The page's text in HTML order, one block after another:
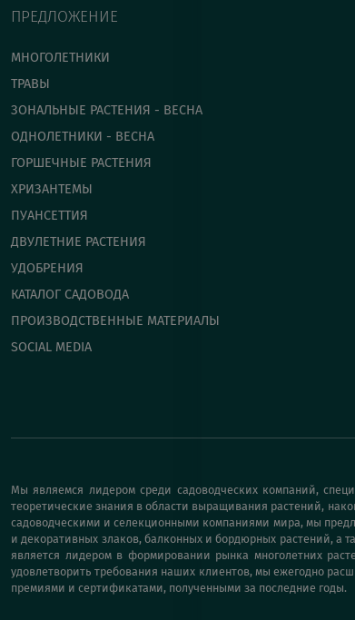
ПРЕДЛОЖЕНИЕ
МНОГОЛЕТНИКИ
ТРАВЫ
ЗОНАЛЬНЫЕ РАСТЕНИЯ - ВЕСНА
ОДНОЛЕТНИКИ - ВЕСНА
ГОРШЕЧНЫЕ РАСТЕНИЯ
ХРИЗАНТЕМЫ
ПУАНСЕТТИЯ
ДВУЛЕТНИЕ РАСТЕНИЯ
УДОБРЕНИЯ
КАТАЛОГ САДОВОДА
ПРОИЗВОДСТВЕННЫЕ МАТЕРИАЛЫ
SOCIAL MEDIA
Мы являемся лидером среди садоводческих компаний,
теоретические знания в области выращивания растений,
садоводческими и селекционными компаниями мира, мы
и декоративных злаков, балконных и бордюрных растений, а
является лидером в формировании рынка многолетних
удовлетворить требования наших клиентов, мы ежегодно
премиями и сертификатами, полученными за последние годы.